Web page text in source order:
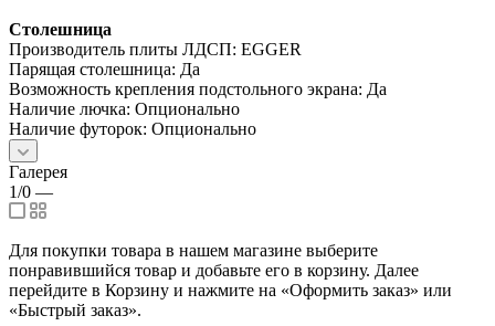
Столешница
Производитель плиты ЛДСП: EGGER
Парящая столешница: Да
Возможность крепления подстольного экрана: Да
Наличие лючка: Опционально
Наличие футорок: Опционально
Галерея
1/0 —
Для покупки товара в нашем магазине выберите
понравившийся товар и добавьте его в корзину. Далее
перейдите в Корзину и нажмите на «Оформить заказ» или
«Быстрый заказ».